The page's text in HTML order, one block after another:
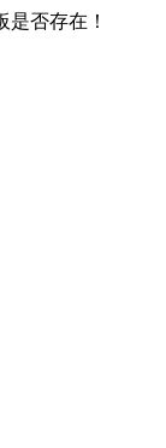
是否存在！